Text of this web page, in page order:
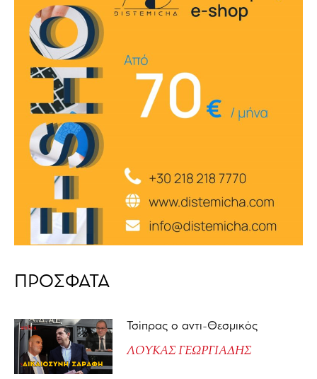
ΠΡΟΣΦΑΤΑ
Τσίπρας ο αντι-Θεσμικός
ΛΟΥΚΑΣ ΓΕΩΡΓΙΑΔΗΣ